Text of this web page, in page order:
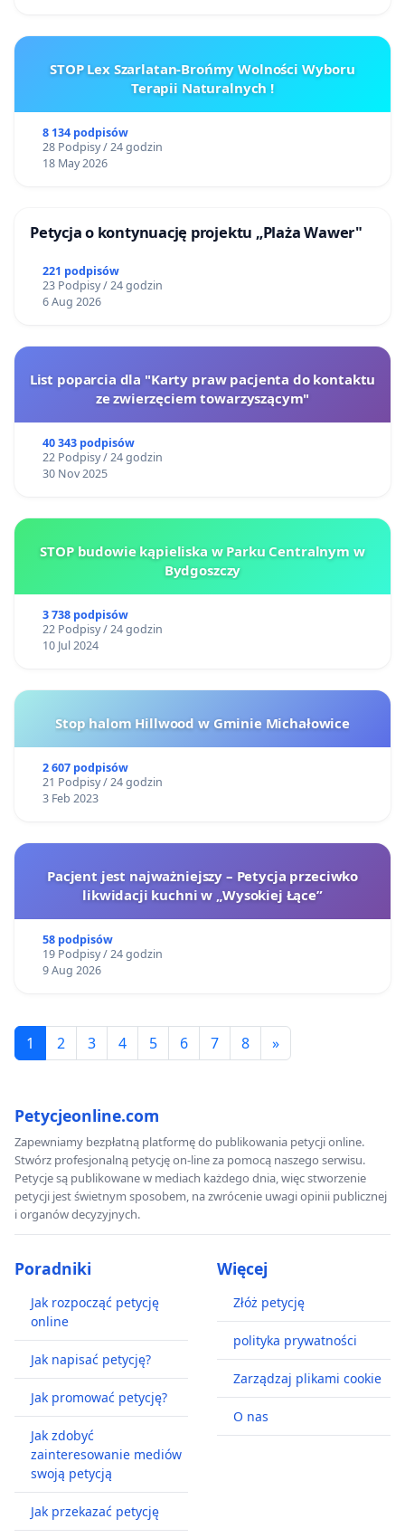
STOP Lex Szarlatan-Brońmy Wolności Wyboru
Terapii Naturalnych !
8 134 podpisów
28 Podpisy / 24 godzin
18 May 2026
Petycja o kontynuację projektu „Plaża Wawer"
221 podpisów
23 Podpisy / 24 godzin
6 Aug 2026
List poparcia dla "Karty praw pacjenta do kontaktu
ze zwierzęciem towarzyszącym"
40 343 podpisów
22 Podpisy / 24 godzin
30 Nov 2025
STOP budowie kąpieliska w Parku Centralnym w
Bydgoszczy
3 738 podpisów
22 Podpisy / 24 godzin
10 Jul 2024
Stop halom Hillwood w Gminie Michałowice
2 607 podpisów
21 Podpisy / 24 godzin
3 Feb 2023
Pacjent jest najważniejszy – Petycja przeciwko
likwidacji kuchni w „Wysokiej Łące”
58 podpisów
19 Podpisy / 24 godzin
9 Aug 2026
1 2 3 4 5 6 7 8 »
Petycjeonline.com
Zapewniamy bezpłatną platformę do publikowania petycji online.
Stwórz profesjonalną petycję on-line za pomocą naszego serwisu.
Petycje są publikowane w mediach każdego dnia, więc stworzenie
petycji jest świetnym sposobem, na zwrócenie uwagi opinii publicznej
i organów decyzyjnych.
Poradniki
Jak rozpocząć petycję
online
Jak napisać petycję?
Jak promować petycję?
Jak zdobyć
zainteresowanie mediów
swoją petycją
Jak przekazać petycję
Więcej
Złóż petycję
polityka prywatności
Zarządzaj plikami cookie
O nas